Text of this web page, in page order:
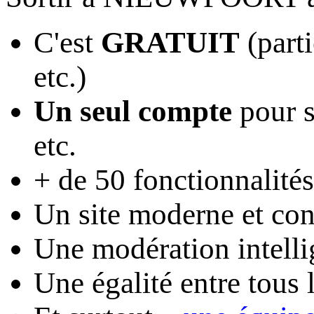
C'est GRATUIT
etc.)
Un seul compte pour
etc.
+ de 50
Un site moderne et
Une modération
Une égalité entre tous